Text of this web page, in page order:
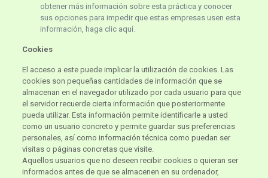
obtener más información sobre esta práctica y conocer
sus opciones para impedir que estas empresas usen esta
información, haga clic aquí.
Cookies
El acceso a este puede implicar la utilización de cookies. Las
cookies son pequeñas cantidades de información que se
almacenan en el navegador utilizado por cada usuario para que
el servidor recuerde cierta información que posteriormente
pueda utilizar. Esta información permite identificarle a usted
como un usuario concreto y permite guardar sus preferencias
personales, así como información técnica como puedan ser
visitas o páginas concretas que visite.
Aquellos usuarios que no deseen recibir cookies o quieran ser
informados antes de que se almacenen en su ordenador,